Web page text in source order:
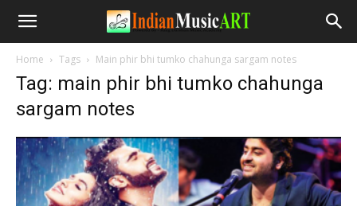
Home Tags Main phir bhi tumko chahunga sargam notes
Tag: main phir bhi tumko chahunga
sargam notes